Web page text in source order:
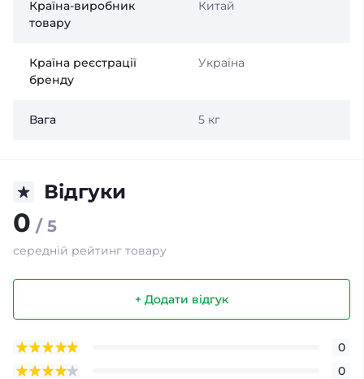
Країна-виробник
товару
Китай
Країна реєстрації
бренду
Україна
Вага 5 кг
Відгуки
0 / 5
середній рейтинг товару
+ Додати відгук
0
0